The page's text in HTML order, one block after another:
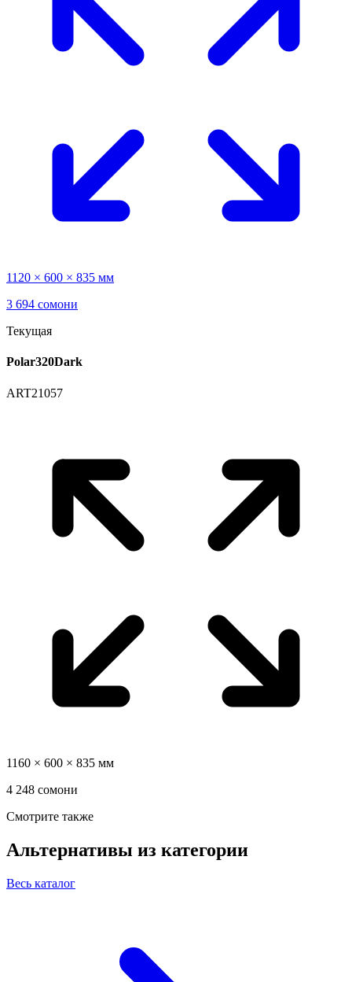
1120 × 600 × 835 мм
3 694 сомони
Текущая
Polar320Dark
ART21057
1160 × 600 × 835 мм
4 248 сомони
Смотрите также
Альтернативы из категории
Весь каталог